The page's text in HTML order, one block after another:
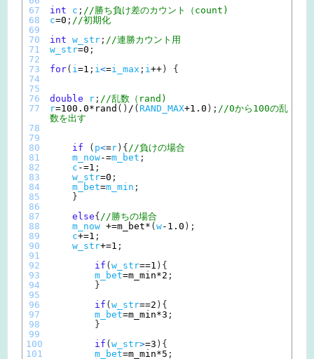
67
68
69
70
71
72
73
74
75
76
77
78
79
80
81
82
83
84
85
86
87
88
89
90
91
92
93
94
95
96
97
98
99
100
101
int
c ; //勝ち負け差のカウント（count)
c=0 ; //初期化
int w_str ; //連勝カウント用
w_str=0 ;
for( i=1 ; i<=i_max ; i++ ) {
double r ; //乱数（rand)
r=100.0* rand ( ) / ( RAND_MAX+1.0 ) ; //0から100の乱
数を出す
if ( p<=r ) { //負けの場合
m_now-=m_bet ;
c -=1 ;
w_str=0 ;
m_bet=m_min ;
}
else{ //勝ちの場合
m_now +=m_bet* ( w- 1.0 ) ;
c+=1 ;
w_str+=1 ;
if ( w_str==1 ) {
m_bet=m_min*2 ;
}
if ( w_str==2 ) {
m_bet=m_min*3 ;
}
if ( w_str>=3 ) {
m_bet=m_min*5 ;